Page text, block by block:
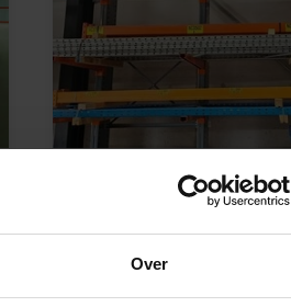
Over
Restpartijen palletstelling
Ga naar categorie